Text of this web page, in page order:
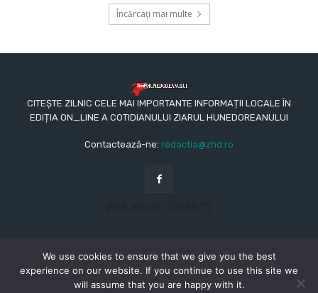
Încărcați mai multe
CITEȘTE ZILNIC CELE MAI IMPORTANTE INFORMAȚII LOCALE ÎN
EDIȚIA ON_LINE A COTIDIANULUI ZIARUL HUNEDOREANULUI
Contactează-ne: redactia@zhd.ro
© Copyright - 2015 - 2023 - Ziarul Hunedoreanului
We use cookies to ensure that we give you the best
experience on our website. If you continue to use this site we
will assume that you are happy with it.